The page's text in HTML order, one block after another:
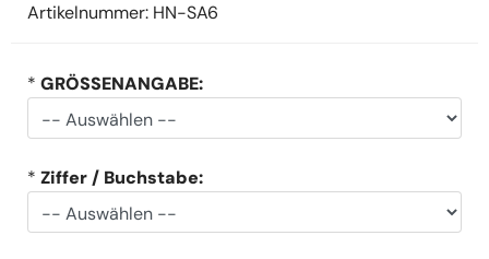
Artikelnummer: HN-SA6
* GRÖSSENANGABE:
* Ziffer / Buchstabe: